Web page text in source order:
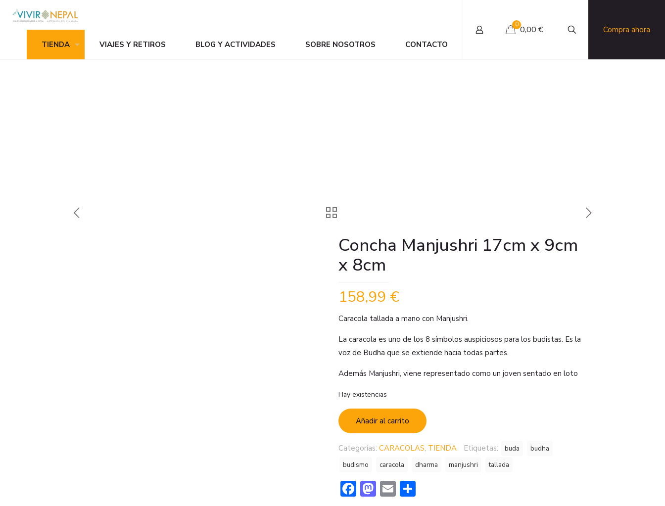
TIENDA VIAJES Y RETIROS BLOG Y ACTIVIDADES SOBRE NOSOTROS CONTACTO
0 0,00 € Compra ahora
Concha Manjushri 17cm x 9cm
x 8cm
158,99 €
Caracola tallada a mano con Manjushri.
La caracola es uno de los 8 símbolos auspiciosos para los budistas. Es la
voz de Budha que se extiende hacia todas partes.
Además Manjushri, viene representado como un joven sentado en loto
Hay existencias
Añadir al carrito
Categorías: CARACOLAS, TIENDA Etiquetas: buda
budha
budismo
caracola dharma manjushri tallada
Facebook
Mastodon
Email